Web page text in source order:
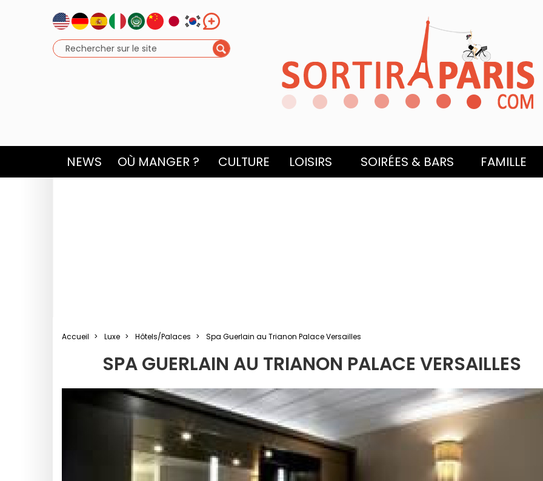
NEWS OÙ MANGER ? CULTURE LOISIRS SOIRÉES & BARS FAMILLE
Accueil Luxe Hôtels/Palaces Spa Guerlain au Trianon Palace Versailles
SPA GUERLAIN AU TRIANON PALACE VERSAILLES